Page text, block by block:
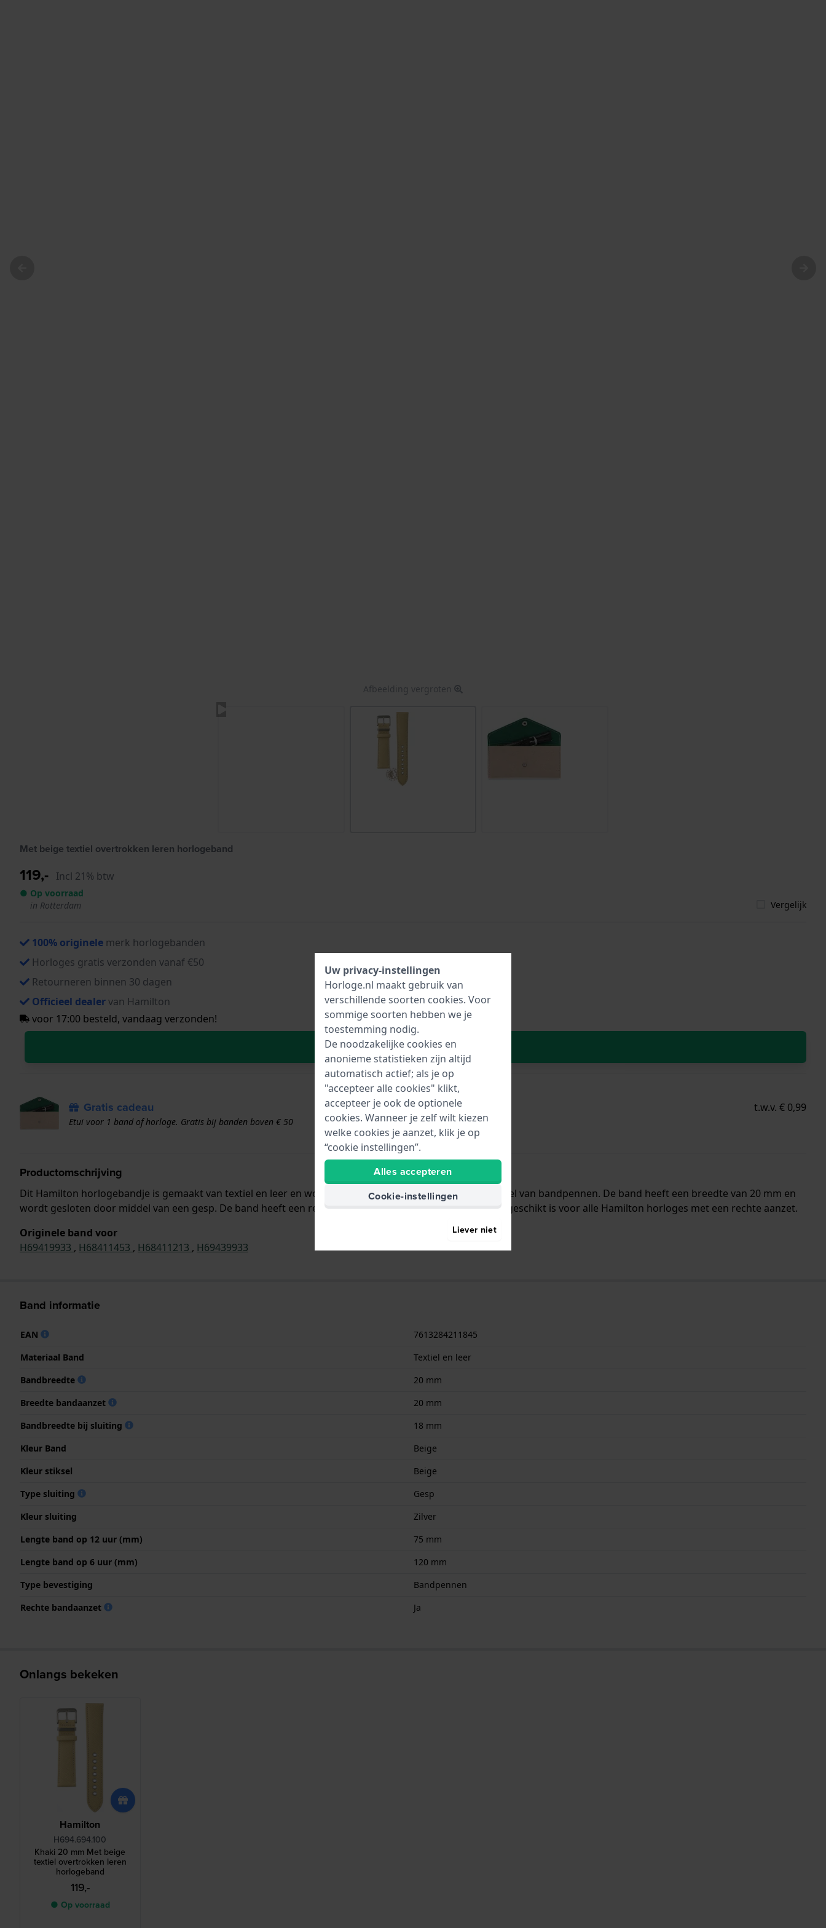
Afbeelding vergroten
Met beige textiel overtrokken leren horlogeband
119,- Incl 21% btw
● Op voorraad
in Rotterdam
Vergelijk
100% originele merk horlogebanden
Horloges gratis verzonden vanaf €50
Retourneren binnen 30 dagen
Officieel dealervan Hamilton
voor 17:00 besteld, vandaag verzonden!
In Winkelwagen
Gratis cadeau t.w.v. € 0,99
Etui voor 1 band of horloge. Gratis bij banden boven € 50
Productomschrijving
Dit Hamilton horlogebandje is gemaakt van textiel en leer en wordt aan het horloge bevestigd door middel van bandpennen. De band heeft een breedte van 20 mm en
wordt gesloten door middel van een gesp. De band heeft een rechte aanzet wat betekent dat deze band geschikt is voor alle Hamilton horloges met een rechte aanzet.
Originele band voor
H69419933 , H68411453 , H68411213 , H69439933
Band informatie
EAN
7613284211845
Materiaal Band
Textiel en leer
Bandbreedte
20 mm
Breedte bandaanzet
20 mm
Bandbreedte bij sluiting
18 mm
Kleur Band
Beige
Kleur stiksel
Beige
Type sluiting
Gesp
Kleur sluiting
Zilver
Lengte band op 12 uur (mm)
75 mm
Lengte band op 6 uur (mm)
120 mm
Type bevestiging
Bandpennen
Rechte bandaanzet
Ja
Onlangs bekeken
Hamilton
H694.694.100
Khaki 20 mm Met beige
textiel overtrokken leren
horlogeband
119,-
● Op voorraad
Uw privacy-instellingen
Horloge.nl maakt gebruik van
verschillende soorten cookies. Voor
sommige soorten hebben we je
toestemming nodig.
De noodzakelijke cookies en
anonieme statistieken zijn altijd
automatisch actief; als je op
"accepteer alle cookies" klikt,
accepteer je ook de optionele
cookies. Wanneer je zelf wilt kiezen
welke cookies je aanzet, klik je op
“cookie instellingen”.
Alles accepteren
Cookie-instellingen
Liever niet